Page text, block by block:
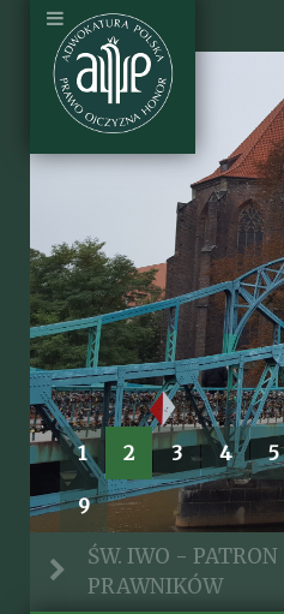
1 2 3 4 5
9
ŚW. IWO - PATRON
PRAWNIKÓW